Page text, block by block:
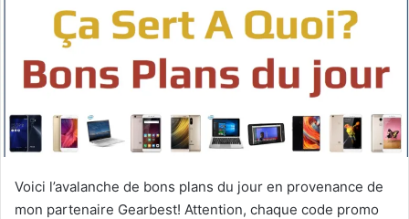
Voici l’avalanche de bons plans du jour en provenance de
mon partenaire Gearbest! Attention, chaque code promo